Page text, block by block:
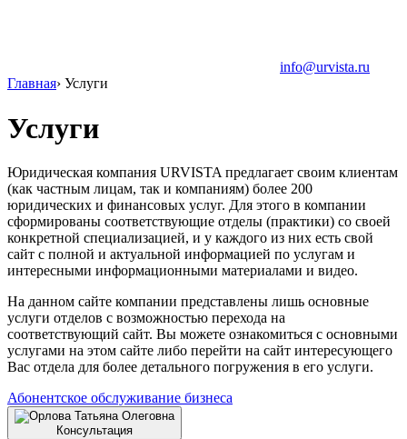
info@urvista.ru
Главная› Услуги
Услуги
Юридическая компания URVISTA предлагает своим клиентам
(как частным лицам, так и компаниям) более 200
юридических и финансовых услуг. Для этого в компании
сформированы соответствующие отделы (практики) со своей
конкретной специализацией, и у каждого из них есть свой
сайт с полной и актуальной информацией по услугам и
интересными информационными материалами и видео.
На данном сайте компании представлены лишь основные
услуги отделов с возможностью перехода на
соответствующий сайт. Вы можете ознакомиться с основными
услугами на этом сайте либо перейти на сайт интересующего
Вас отдела для более детального погружения в его услуги.
Абонентское обслуживание бизнеса
Консультация